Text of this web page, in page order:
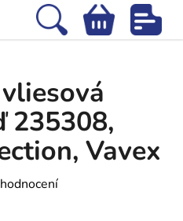
Hledat
NÁKUPNÍ
235308,
Vavex